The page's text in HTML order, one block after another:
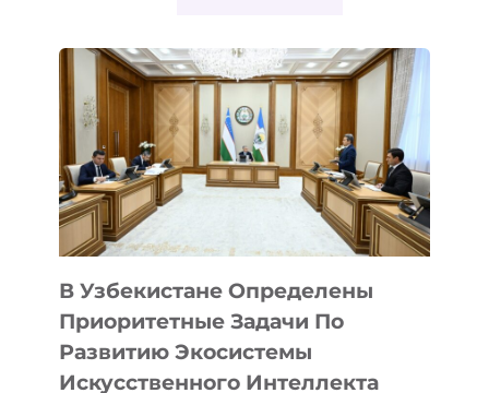
В Узбекистане Определены
Приоритетные Задачи По
Развитию Экосистемы
Искусственного Интеллекта